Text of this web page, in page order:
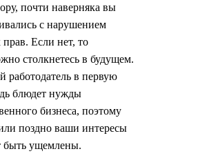
почти наверняка вы
с нарушением
прав. Если нет, то
столкнетесь в будущем.
работодатель в первую
блюдет нужды
бизнеса, поэтому
поздно ваши интересы
быть ущемлены.